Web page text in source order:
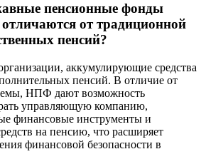
пенсионные фонды
от традиционной
пенсий?
аккумулирующие средства
пенсий. В отличие от
НПФ дают возможность
управляющую компанию,
финансовые инструменты и
на пенсию, что расширяет
финансовой безопасности в